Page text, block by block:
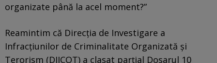
organizate până la acel moment?”
Reamintim că Direcția de Investigare a
Infracțiunilor de Criminalitate Organizată și
Terorism (DIICOT) a clasat parțial Dosarul 10